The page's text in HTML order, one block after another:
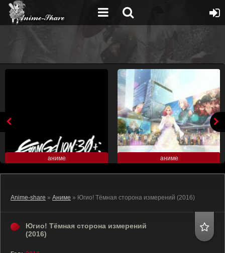
аниме аниме
Anime-share » Аниме » Югио! Тёмная сторона измерений (2016)
Югио! Тёмная сторона измерений
(2016)